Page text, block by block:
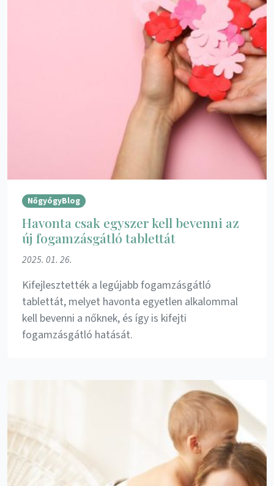
NőgyógyBlog
Havonta csak egyszer kell bevenni az
új fogamzásgátló tablettát
2025. 01. 26.
Kifejlesztették a legújabb fogamzásgátló
tablettát, melyet havonta egyetlen alkalommal
kell bevenni a nőknek, és így is kifejti
fogamzásgátló hatását.